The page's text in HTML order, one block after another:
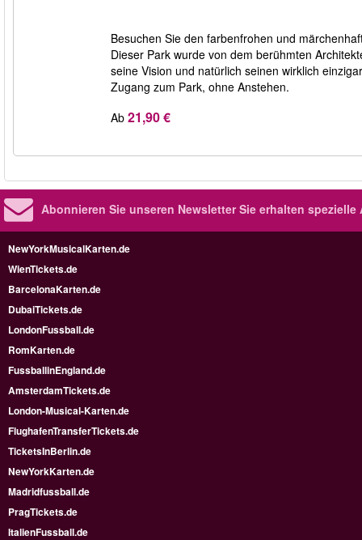
Besuchen Sie den farbenfrohen und
Dieser Park wurde von dem berühmten
seine Vision und natürlich seinen wirklich
Zugang zum Park, ohne Anstehen.
Ab 21,90 €
Abonnieren Sie unseren NewsletterSie erhalten spezielle
NewYorkMusicalKarten.de
WienTickets.de
BarcelonaKarten.de
DubaiTickets.de
LondonFussball.de
RomKarten.de
FussballinEngland.de
AmsterdamTickets.de
London-Musical-Karten.de
FlughafenTransferTickets.de
TicketsInBerlin.de
NewYorkKarten.de
Madridfussball.de
PragTickets.de
ItalienFussball.de